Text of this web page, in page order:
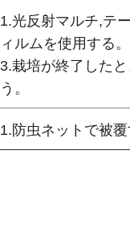
1.光反射マルチ,テ
ィルムを使用する。
3.栽培が終了した
う。
1.防虫ネットで被覆